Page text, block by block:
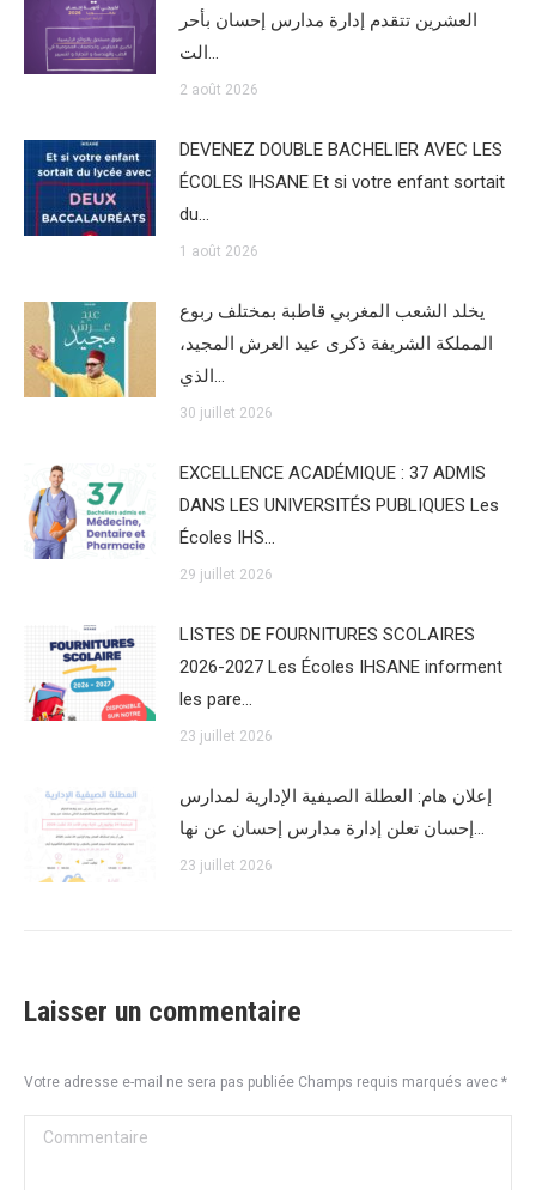
العشرين تتقدم إدارة مدارس إحسان بأحر
الت…
2 août 2026
DEVENEZ DOUBLE BACHELIER AVEC LES
ÉCOLES IHSANE Et si votre enfant sortait
du…
1 août 2026
يخلد الشعب المغربي قاطبة بمختلف ربوع
المملكة الشريفة ذكرى عيد العرش المجيد،
الذي…
30 juillet 2026
EXCELLENCE ACADÉMIQUE : 37 ADMIS
DANS LES UNIVERSITÉS PUBLIQUES Les
Écoles IHS…
29 juillet 2026
LISTES DE FOURNITURES SCOLAIRES
2026-2027 Les Écoles IHSANE informent
les pare…
23 juillet 2026
إعلان هام: العطلة الصيفية الإدارية لمدارس
إحسان تعلن إدارة مدارس إحسان عن نها…
23 juillet 2026
Laisser un commentaire
Votre adresse e-mail ne sera pas publiée Champs requis marqués avec *
Commentaire